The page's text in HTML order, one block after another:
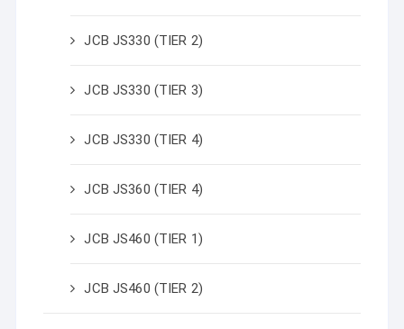
JCB JS330 (TIER 2)
JCB JS330 (TIER 3)
JCB JS330 (TIER 4)
JCB JS360 (TIER 4)
JCB JS460 (TIER 1)
JCB JS460 (TIER 2)